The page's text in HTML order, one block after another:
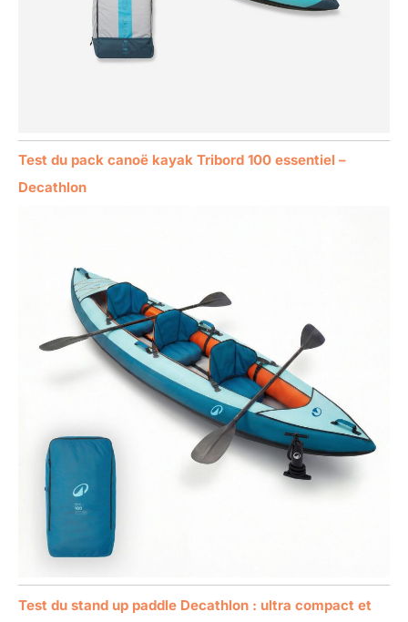
Test du pack canoë kayak Tribord 100 essentiel –
Decathlon
Test du stand up paddle Decathlon : ultra compact et